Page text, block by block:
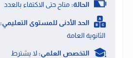
الحالة: متاح حتى الاكتفاء بالعدد
الحد الأدنى للمستوى التعليمي:
الثانوية العامة
التخصص العلمي: لا يشترط